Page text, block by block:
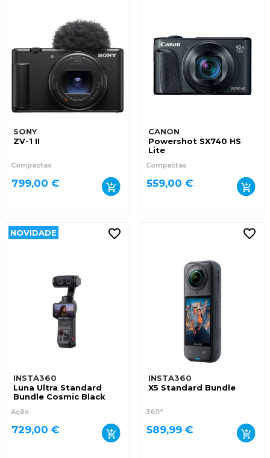
SONY
ZV-1 II
Compactas
799,00 €
CANON
Powershot SX740 HS
Lite
Compactas
559,00 €
NOVIDADE
INSTA360
Luna Ultra Standard
Bundle Cosmic Black
Ação
729,00 €
INSTA360
X5 Standard Bundle
360°
589,99 €